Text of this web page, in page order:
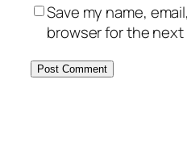
Save my name,
browser for the next